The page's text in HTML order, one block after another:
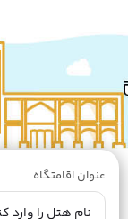
عنوان اقامتگاه